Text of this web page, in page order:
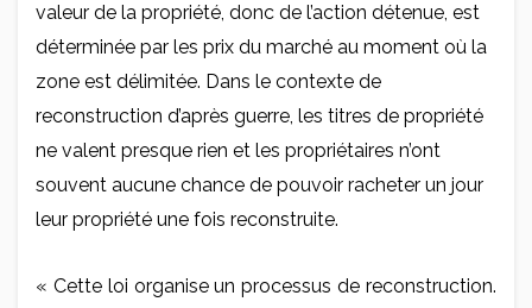
valeur de la propriété, donc de l’action détenue, est
déterminée par les prix du marché au moment où la
zone est délimitée. Dans le contexte de
reconstruction d’après guerre, les titres de propriété
ne valent presque rien et les propriétaires n’ont
souvent aucune chance de pouvoir racheter un jour
leur propriété une fois reconstruite.
« Cette loi organise un processus de reconstruction.